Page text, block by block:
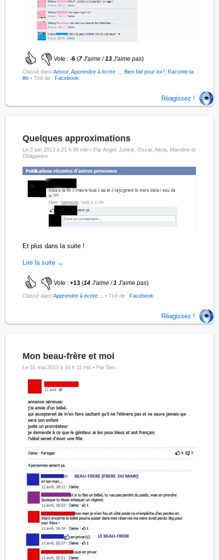
Vote :-6 (7J'aime /13 J'aime pas)
Classé dansAmour,Apprendre à écrire ... ,Bien fait pour toi ! ,Raconte ta
life • Tiré de :Facebook
Réagissez !
Quelques approximations
Le 3 juin 2013 à 21 h 05 min • Par Angel, Junkie, Oscar, Alicia, Mandine et
Obligatoire
Et plus dans la suite !
Lire la suite →
Vote :+13 (14J'aime /1 J'aime pas)
Classé dansApprendre à écrire ... • Tiré de :Facebook
Réagissez !
Mon beau-frère et moi
Le 31 mai 2013 à 16 h 11 min • Par Sev